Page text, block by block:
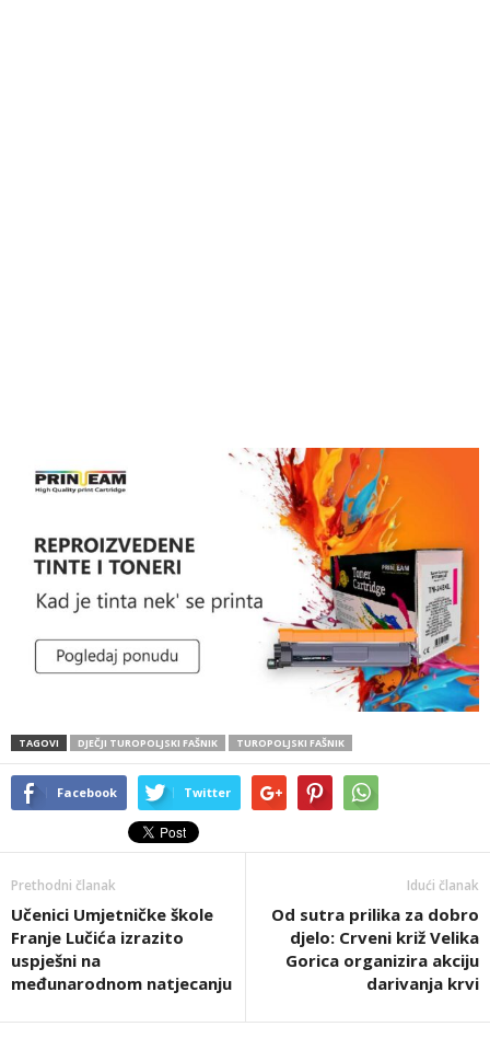
TAGOVI DJEČJI TUROPOLJSKI FAŠNIK TUROPOLJSKI FAŠNIK
Facebook Twitter
Prethodni članak
Učenici Umjetničke škole
Franje Lučića izrazito
uspješni na
međunarodnom natjecanju
Idući članak
Od sutra prilika za dobro
djelo: Crveni križ Velika
Gorica organizira akciju
darivanja krvi